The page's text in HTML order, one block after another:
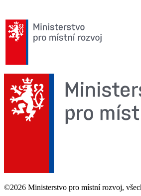
©2026 Ministerstvo pro místní rozvoj,